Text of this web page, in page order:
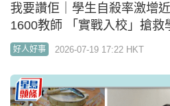
我要讚佢｜學生自殺率激增
1600教師 「實戰入校」搶救
好人好事 2026-07-19 17:22 HKT